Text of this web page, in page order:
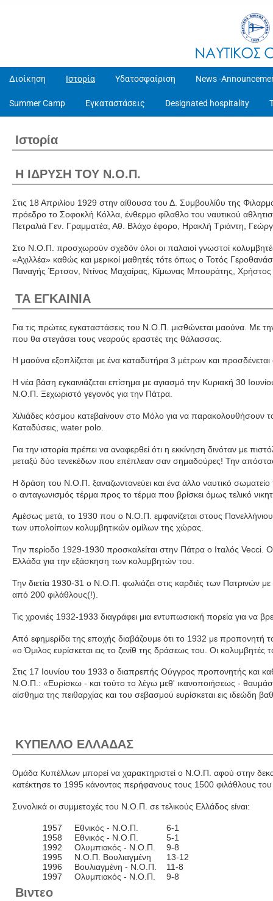
Διοίκηση Ιστορία Υδατοσφαίριση News -
Summer Camp Εγκαταστάσεις Designated hospitality
Ιστορία
Η ΙΔΡΥΣΗ ΤΟΥ Ν.Ο.Π.
Στις 18 Απριλίου 1929 στην αίθουσα του Δ. Συμβουλίΰυ της
πρόεδρο το Σοφοκλή Κόλλα, ένθερμο φίλαθλο του ναυτικού
Πετραλιά Γεν. Γραμματέα, Αθ. Βλάχο έφορο, Ηρακλή Τριάντη,
Στο Ν.Ο.Π. προσχωρούν σχεδόν όλοι οι παλαιοί γνωστοί
«Αχιλλέα» καθώς και μερικοί μαθητές τότε όπως ο Τοτός
Παναγής Έρτσον, Ντίνος Μαχαίρας, Κίμωνας Μπουράτης,
ΤΑ ΕΓΚΑΙΝΙΑ
Για τις πρώτες εγκαταστάσεις του Ν.Ο.Π. μισθώνεται μαούνα. Με
που θα στεγάσει τους νεαρούς εραστές της θάλασσας.
Η μαούνα εξοπλίζεται με ένα καταδυτήρα 3 μέτρων και
Η νέα βάση εγκαινιάζεται επίσημα με αγιασμό την Κυριακή 30
Ν.Ο.Π. Ξεχωριστό γεγονός για την Πάτρα.
Χιλιάδες κόσμου κατεβαίνουν στο Μόλο για να
Καταδύσεις, water polo.
Για την ιστορία πρέπει να αναφερθεί ότι η εκκίνηση δινόταν με
μεταξύ δύο τενεκέδων που επέπλεαν σαν σημαδούρες! Την
Η δράση του Ν.Ο.Π. ξαναζωντανεύει και ένα άλλο ναυτικό
ο ανταγωνισμός τέρμα προς το τέρμα που βρίσκει όμως τελικό
Αμέσως μετά, το 1930 που ο Ν.Ο.Π. εμφανίζεται στους
των υπολοίπων κολυμβητικών ομίλων της χώρας.
Την περίοδο 1929-1930 προσκαλείται στην Πάτρα ο Ιταλός Vecci.
Ελλάδα για την εξάσκηση των κολυμβητών του.
Την διετία 1930-31 ο Ν.Ο.Π. φωλιάζει στις καρδιές των Πατρινών
από 200 φιλάθλους(!).
Τις χρονιές 1932-1933 διαγράφει μια εντυπωσιακή πορεία για να
Από εφημερίδα της εποχής διαβάζουμε ότι το 1932 με προπονητή
«ο Όμιλος ευρίσκεται εις το ζενίθ της δράσεως του. Οι
Στις 17 Ιουνίου του 1933 ο διαπρεπής Ούγγρος προπονητής και
Ν.Ο.Π.: «Ευρίσκω - και τούτο το λέγω μεθ' ικανοποιήσεως -
αίσθημα της πειθαρχίας και του σεβασμού ευρίσκεται εις ιδεώδη
ΚΥΠΕΛΛΟ ΕΛΛΑΔΑΣ
Ομάδα Κυπέλλων μπορεί να χαρακτηριστεί ο Ν.Ο.Π. αφού στην
κατέκτησε το 1995 κάνοντας περήφανους τους 1500 φιλάθλους
Συνολικά οι συμμετοχές του Ν.Ο.Π. σε τελικούς Ελλάδος είναι:
1957 Εθνικός - Ν.Ο.Π.
6-1
1958
Εθνικός - Ν.Ο.Π.
5-1
1992
Ολυμπιακός - Ν.Ο.Π.
9-8
1995
Ν.Ο.Π. Βουλιαγμένη
13-12
1996
Βουλιαγμένη - Ν.Ο.Π.
11-8
1997
Ολυμπιακός - Ν.Ο.Π. 9-8
Βιντεο